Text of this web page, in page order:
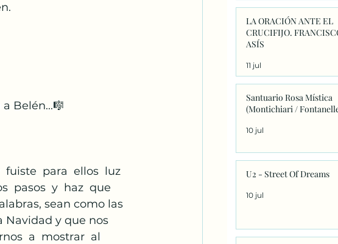
Belén...🎼
fuiste  para  ellos  luz
pasos  y  haz  que
sean como las
Navidad y que nos
a  mostrar  al
LA ORACIÓN ANTE EL
CRUCIFIJO.
ASÍS
11 jul
Santuario Rosa Mística
(Montichiari /
10 jul
U2 - Street Of Dreams
10 jul